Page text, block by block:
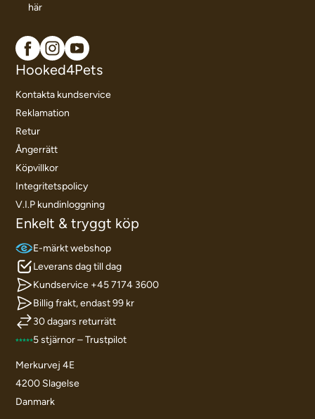
här
Hooked4Pets
Kontakta kundservice
Reklamation
Retur
Ångerrätt
Köpvillkor
Integritetspolicy
V.I.P kundinloggning
Enkelt & tryggt köp
E-märkt webshop
Leverans dag till dag
Kundservice +45 7174 3600
Billig frakt, endast 99 kr
30 dagars returrätt
5 stjärnor – Trustpilot
Merkurvej 4E
4200 Slagelse
Danmark